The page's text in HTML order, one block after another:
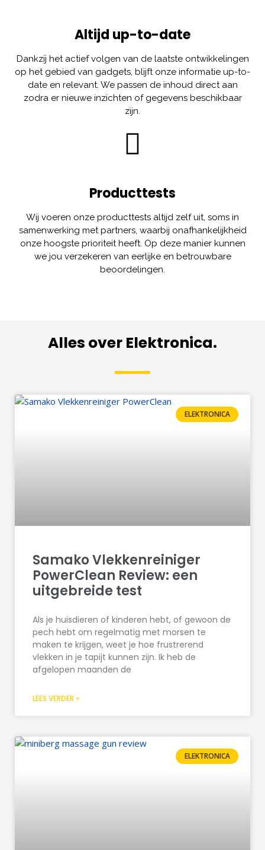
Altijd up-to-date
Dankzij het actief volgen van de laatste ontwikkelingen
op het gebied van gadgets, blijft onze informatie up-to-
date en relevant. We passen de inhoud direct aan
zodra er nieuwe inzichten of gegevens beschikbaar
zijn.
Producttests
Wij voeren onze producttests altijd zelf uit, soms in
samenwerking met partners, waarbij onafhankelijkheid
onze hoogste prioriteit heeft. Op deze manier kunnen
we jou verzekeren van eerlijke en betrouwbare
beoordelingen.
Alles over Elektronica.
ELEKTRONICA
Samako Vlekkenreiniger
PowerClean Review: een
uitgebreide test
Als je huisdieren of kinderen hebt, of gewoon de
pech hebt om regelmatig met morsen te
maken te krijgen, weet je hoe frustrerend
vlekken in je tapijt kunnen zijn. Ik heb de
afgelopen maanden de
LEES VERDER »
ELEKTRONICA